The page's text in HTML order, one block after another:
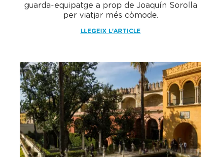
guarda-equipatge a prop de Joaquín Sorolla
per viatjar més còmode.
LLEGEIX L'ARTICLE